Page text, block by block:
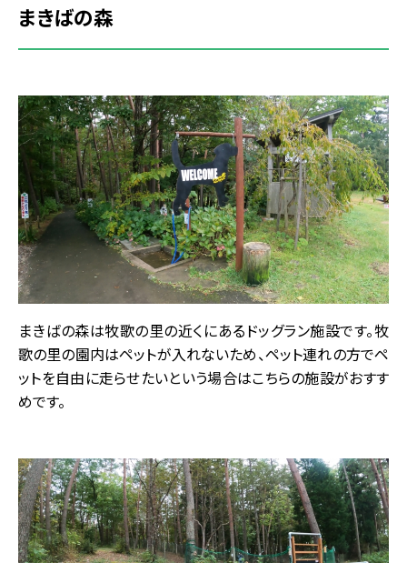
まきばの森
まきばの森は牧歌の里の近くにあるドッグラン施設です。牧
歌の里の園内はペットが入れないため、ペット連れの方でペ
ットを自由に走らせたいという場合はこちらの施設がおすす
めです。